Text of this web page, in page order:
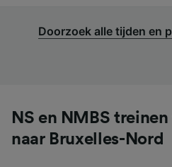
Doorzoek alle tijden en
NS en NMBS
naar Bruxelles-Nord